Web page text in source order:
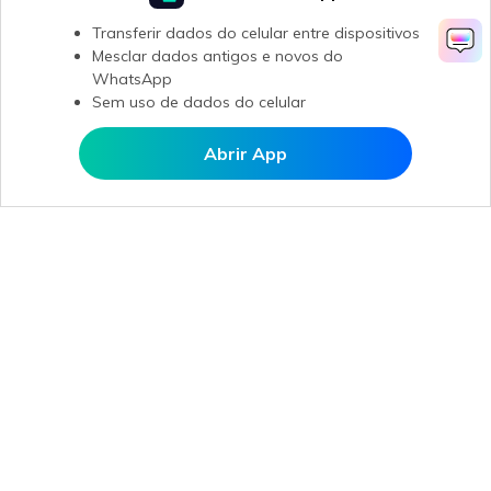
Abrir MobileTrans APP
Transferir dados do celular entre dispositivos
Mesclar dados antigos e novos do
WhatsApp
Sem uso de dados do celular
Abrir App